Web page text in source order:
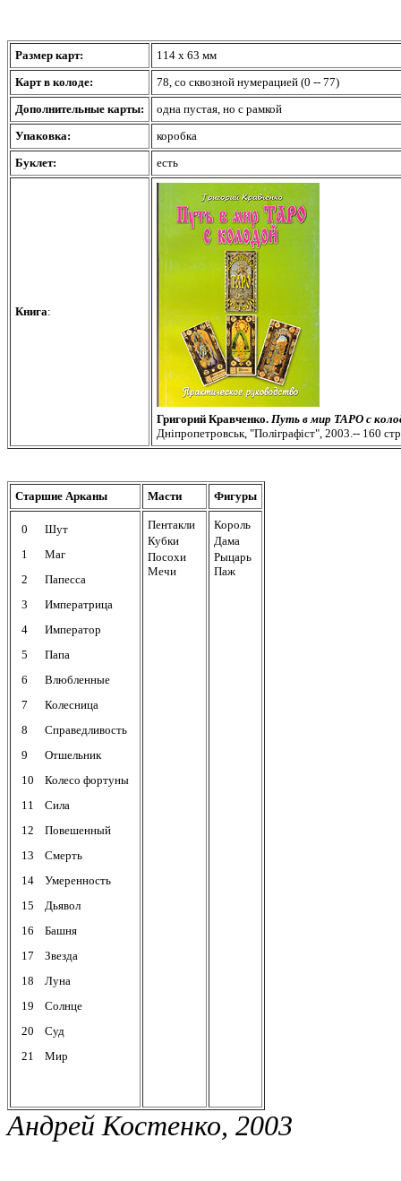
Размер карт:
114 х 63 мм
Карт в колоде:
78, со сквозной нумерацией (0 -- 77)
Дополнительные карты:
одна пустая, но с рамкой
Упаковка:
коробка
Буклет:
есть
Книга:
Григорий Кравченко. Путь в мир ТАРО с
Днiпропетровськ, "Полiграфiст", 2003.-- 160
Старшие Арканы Масти Фигуры
0
Шут
1
Маг
2
Папесса
3
Императрица
4
Император
5
Папа
6
Влюбленные
7
Колесница
8
Справедливость
9
Отшельник
10
Колесо фортуны
11
Сила
12
Повешенный
13
Смерть
14
Умеренность
15
Дьявол
16
Башня
17
Звезда
18
Луна
19
Солнце
20
Суд
21
Мир
Пентакли
Кубки
Посохи
Мечи
Король
Дама
Рыцарь
Паж
Андрей Костенко, 2003